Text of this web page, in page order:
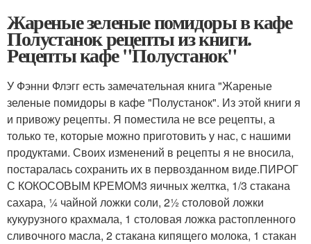
Жареные зеленые помидоры в кафе
Полустанок рецепты из книги.
Рецепты кафе "Полустанок"
У Фэнни Флэгг есть замечательная книга "Жареные
зеленые помидоры в кафе "Полустанок". Из этой книги я
и привожу рецепты. Я поместила не все рецепты, а
только те, которые можно приготовить у нас, с нашими
продуктами. Своих изменений в рецепты я не вносила,
постаралась сохранить их в первозданном виде.ПИРОГ
С КОКОСОВЫМ КРЕМОМ3 яичных желтка, 1/3 стакана
сахара, ¼ чайной ложки соли, 2½ столовой ложки
кукурузного крахмала, 1 столовая ложка растопленного
сливочного масла, 2 стакана кипящего молока, 1 стакан